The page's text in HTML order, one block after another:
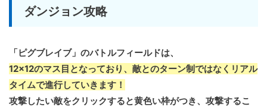
ダンジョン攻略
「ピグブレイブ」のバトルフィールドは、
12×12のマス目となっており、敵とのターン制ではなくリアル
タイムで進行していきます！
攻撃したい敵をクリックすると黄色い枠がつき、攻撃するこ